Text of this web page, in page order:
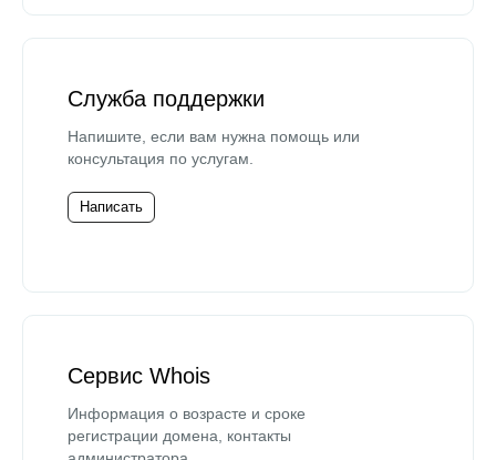
Служба поддержки
Напишите, если вам нужна помощь или
консультация по услугам.
Написать
Сервис Whois
Информация о возрасте и сроке
регистрации домена, контакты